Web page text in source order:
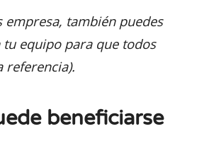
empresa, también puedes
equipo para que todos
referencia).
beneficiarse